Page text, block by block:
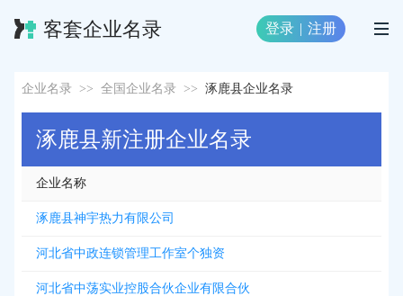
客套企业名录 登录 | 注册
企业名录 >> 全国企业名录 >> 涿鹿县企业名录
涿鹿县新注册企业名录
企业名称
涿鹿县神宇热力有限公司
河北省中政连锁管理工作室个独资
河北省中荡实业控股合伙企业有限合伙